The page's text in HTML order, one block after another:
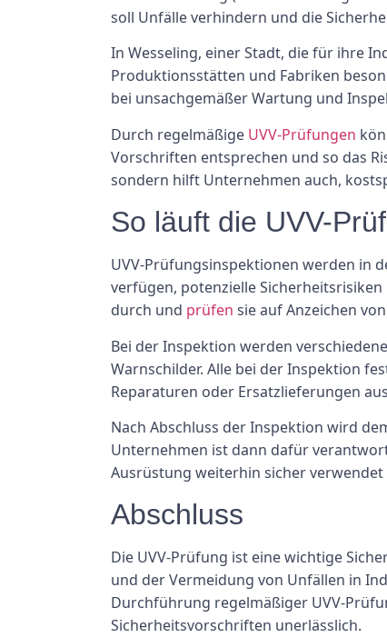
soll Unfälle verhindern und die
In Wesseling, einer Stadt, die für ihre
Produktionsstätten und Fabriken
bei unsachgemäßer Wartung und
Durch regelmäßige UVV-Prüfungen
Vorschriften entsprechen und so das
sondern hilft Unternehmen auch,
So läuft die UVV-
UVV-Prüfungsinspektionen werden in
verfügen, potenzielle
durch und prüfen sie auf Anzeichen
Bei der Inspektion werden
Warnschilder. Alle bei der Inspektion
Reparaturen oder Ersatzlieferungen
Nach Abschluss der Inspektion wird
Unternehmen ist dann dafür
Ausrüstung weiterhin sicher
Abschluss
Die UVV-Prüfung ist eine wichtige
und der Vermeidung von Unfällen in
Durchführung regelmäßiger UVV-
Sicherheitsvorschriften unerlässlich.